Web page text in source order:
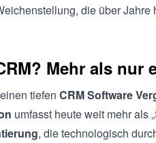
die über
Mehr als nur
tiefen CRM Software
umfasst heute weit mehr als
, die technologisch